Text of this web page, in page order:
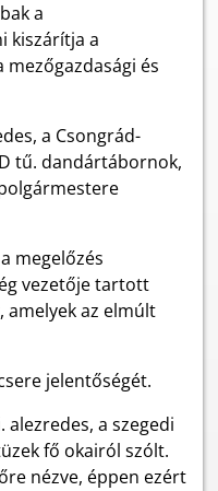
a
kiszárítja a
és
a Csongrád-
tű. dandártábornok,
megelőzés
vezetője tartott
amelyek az elmúlt
jelentőségét.
a szegedi
fő okairól szólt.
nézve, éppen ezért